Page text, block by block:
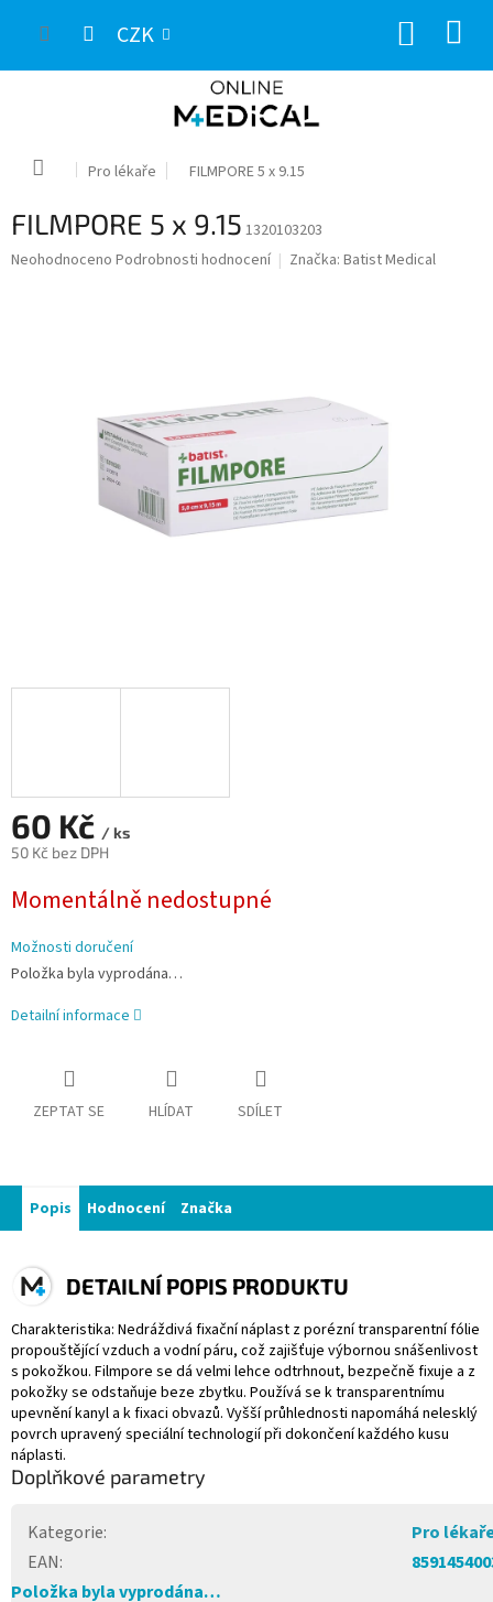
CZK
Domů Pro lékaře FILMPORE 5 x 9.15
FILMPORE 5 x 9.15 1320103203
Průměrné
Neohodnoceno Podrobnosti hodnocení Značka: Batist Medical
60 Kč / ks
50 Kč bez DPH
cena:
Momentálně nedostupné
Možnosti doručení
Položka byla vyprodána…
Detailní informace
ZEPTAT SE HLÍDAT SDÍLET
Popis Hodnocení Značka
DETAILNÍ POPIS PRODUKTU
Charakteristika: Nedráždivá fixační náplast z porézní transparentní fólie
propouštějící vzduch a vodní páru, což zajišťuje výbornou snášenlivost
s pokožkou. Filmpore se dá velmi lehce odtrhnout, bezpečně fixuje a z
pokožky se odstaňuje beze zbytku. Používá se k transparentnímu
upevnění kanyl a k fixaci obvazů. Vyšší průhlednosti napomáhá nelesklý
povrch upravený speciální technologií při dokončení každého kusu
náplasti.
Doplňkové parametry
Kategorie:
Pro
EAN:
Položka byla vyprodána…